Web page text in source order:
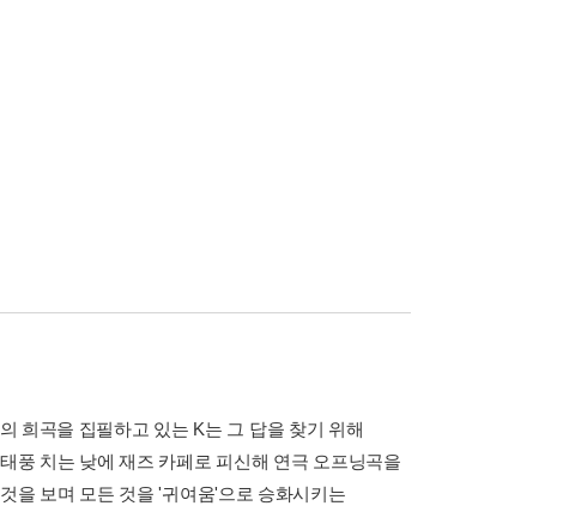
희곡을 집필하고 있는 K는 그 답을 찾기 위해
풍 치는 낮에 재즈 카페로 피신해 연극 오프닝곡을
을 보며 모든 것을 '귀여움'으로 승화시키는